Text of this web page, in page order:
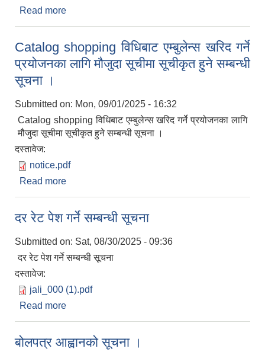
Read more
Catalog shopping विधिबाट एम्बुलेन्स खरिद गर्ने
प्रयोजनका लागि मौजुदा सूचीमा सूचीकृत हुने सम्बन्धी
सूचना ।
Submitted on: Mon, 09/01/2025 - 16:32
Catalog shopping विधिबाट एम्बुलेन्स खरिद गर्ने प्रयोजनका लागि
मौजुदा सूचीमा सूचीकृत हुने सम्बन्धी सूचना ।
दस्तावेज:
notice.pdf
Read more
दर रेट पेश गर्ने सम्बन्धी सूचना
Submitted on: Sat, 08/30/2025 - 09:36
दर रेट पेश गर्ने सम्बन्धी सूचना
दस्तावेज:
jali_000 (1).pdf
Read more
बोलपत्र आह्वानको सूचना ।